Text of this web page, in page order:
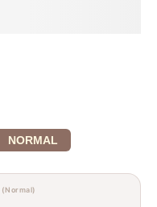
NORMAL
(Normal)